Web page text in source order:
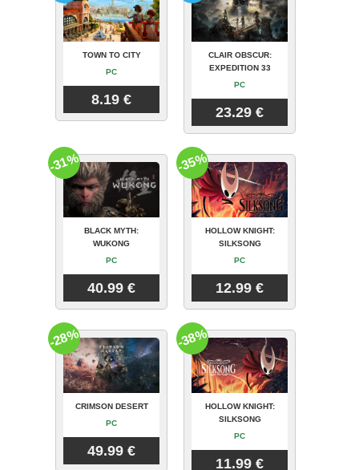
TOWN TO CITY
PC
8.19 €
CLAIR OBSCUR:
EXPEDITION 33
PC
23.29 €
BLACK MYTH:
WUKONG
PC
40.99 €
-31%
HOLLOW KNIGHT:
SILKSONG
PC
12.99 €
-35%
CRIMSON DESERT
PC
49.99 €
-28%
HOLLOW KNIGHT:
SILKSONG
PC
11.99 €
-38%